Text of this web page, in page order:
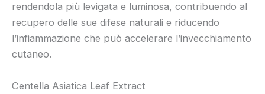
rendendola più levigata e luminosa, contribuendo al
recupero delle sue difese naturali e riducendo
l’infiammazione che può accelerare l’invecchiamento
cutaneo.
Centella Asiatica Leaf Extract